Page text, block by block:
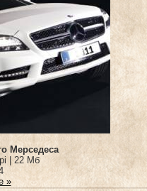
Мерседеса
| 22 Мб
»